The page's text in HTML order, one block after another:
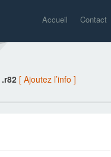
Accueil Contact
.r82 [ Ajoutez l’info ]